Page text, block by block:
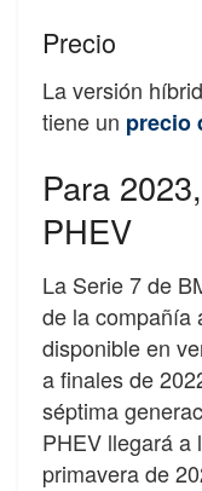
Precio
La versión
tiene un precio
Para
PHEV
La Serie 7 de
de la compañía
disponible en
a finales de
séptima
PHEV llegará a
primavera de